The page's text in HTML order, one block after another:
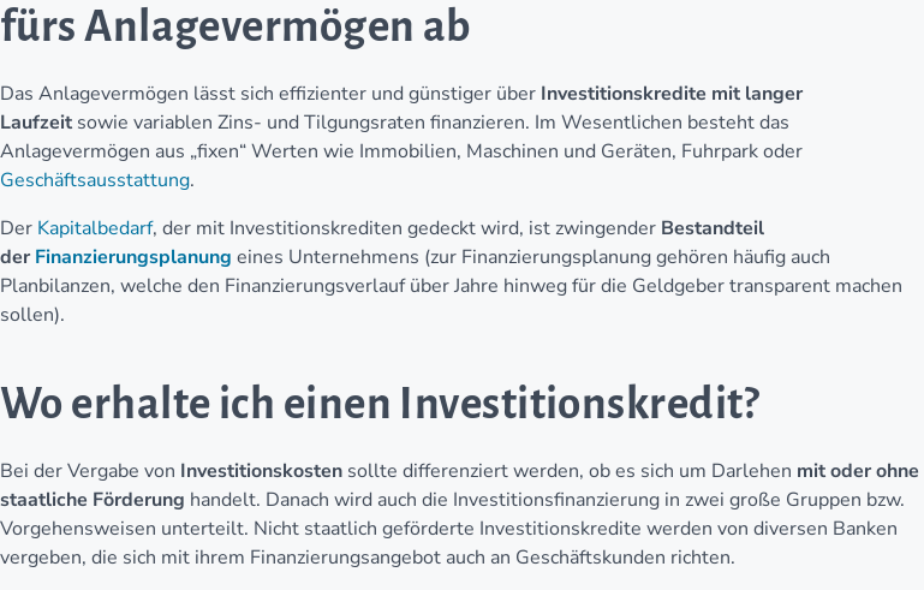
fürs Anlagevermögen ab
Das Anlagevermögen lässt sich effizienter und günstiger über Investitionskredite mit langer
Laufzeit sowie variablen Zins- und Tilgungsraten finanzieren. Im Wesentlichen besteht das
Anlagevermögen aus „fixen“ Werten wie Immobilien, Maschinen und Geräten, Fuhrpark oder
Geschäftsausstattung.
Der Kapitalbedarf, der mit Investitionskrediten gedeckt wird, ist zwingender Bestandteil
der Finanzierungsplanung eines Unternehmens (zur Finanzierungsplanung gehören häufig auch
Planbilanzen, welche den Finanzierungsverlauf über Jahre hinweg für die Geldgeber transparent machen
sollen).
Wo erhalte ich einen Investitionskredit?
Bei der Vergabe von Investitionskosten sollte differenziert werden, ob es sich um Darlehen mit oder ohne
staatliche Förderung handelt. Danach wird auch die Investitionsfinanzierung in zwei große Gruppen bzw.
Vorgehensweisen unterteilt. Nicht staatlich geförderte Investitionskredite werden von diversen Banken
vergeben, die sich mit ihrem Finanzierungsangebot auch an Geschäftskunden richten.